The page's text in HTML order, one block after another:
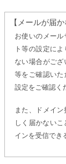
【メールが届
お使いのメー
ト等の設定に
ない場合がござ
等をご確認い
設定をご確認く
また、ドメイ
しく届かない
インを受信でき